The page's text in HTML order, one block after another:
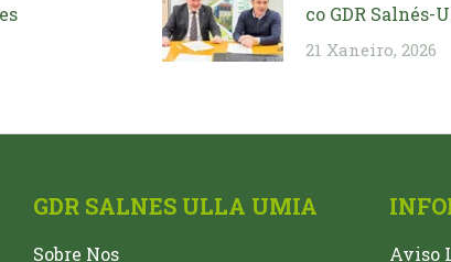
co GDR Salnés-
21 Xaneiro, 2026
GDR SALNES ULLA UMIA
Sobre Nos Aviso